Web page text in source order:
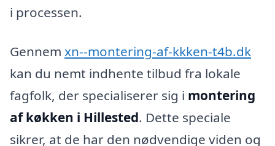
i processen.
Gennem xn--montering-af-kkken-t4b.dk
kan du nemt indhente tilbud fra lokale
fagfolk, der specialiserer sig i montering
af køkken i Hillested. Dette speciale
sikrer, at de har den nødvendige viden og